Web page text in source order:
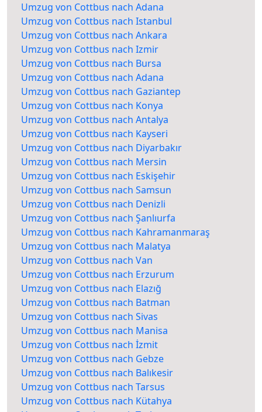
Umzug von Cottbus nach Adana
Umzug von Cottbus nach Istanbul
Umzug von Cottbus nach Ankara
Umzug von Cottbus nach Izmir
Umzug von Cottbus nach Bursa
Umzug von Cottbus nach Adana
Umzug von Cottbus nach Gaziantep
Umzug von Cottbus nach Konya
Umzug von Cottbus nach Antalya
Umzug von Cottbus nach Kayseri
Umzug von Cottbus nach Diyarbakır
Umzug von Cottbus nach Mersin
Umzug von Cottbus nach Eskişehir
Umzug von Cottbus nach Samsun
Umzug von Cottbus nach Denizli
Umzug von Cottbus nach Şanlıurfa
Umzug von Cottbus nach Kahramanmaraş
Umzug von Cottbus nach Malatya
Umzug von Cottbus nach Van
Umzug von Cottbus nach Erzurum
Umzug von Cottbus nach Elazığ
Umzug von Cottbus nach Batman
Umzug von Cottbus nach Sivas
Umzug von Cottbus nach Manisa
Umzug von Cottbus nach İzmit
Umzug von Cottbus nach Gebze
Umzug von Cottbus nach Balıkesir
Umzug von Cottbus nach Tarsus
Umzug von Cottbus nach Kütahya